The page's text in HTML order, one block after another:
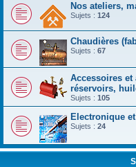
Nos ateliers,
Sujets : 124
Chaudières
Sujets : 67
Accessoires et
réservoirs,
Sujets : 105
Electronique
Sujets : 24